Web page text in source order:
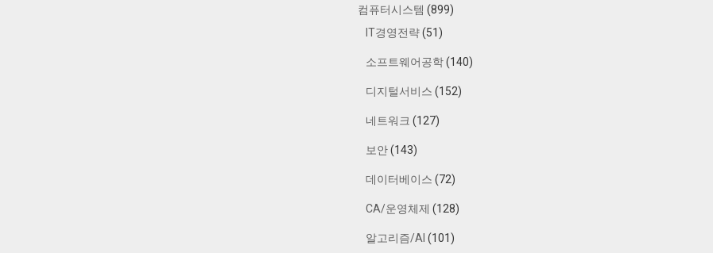
컴퓨터시스템 (899)
IT경영전략(51)
소프트웨어공학(140)
디지털서비스 (152)
네트워크 (127)
보안(143)
데이터베이스 (72)
CA/운영체제 (128)
알고리즘/AI (101)